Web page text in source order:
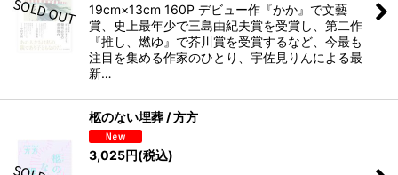
19cm×13cm 160P デビュー作『かか』で文藝
賞、史上最年少で三島由紀夫賞を受賞し、第二作
『推し、燃ゆ』で芥川賞を受賞するなど、今最も
注目を集める作家のひとり、宇佐見りんによる最
新…
柩のない埋葬 / 方方
3,025円(税込)